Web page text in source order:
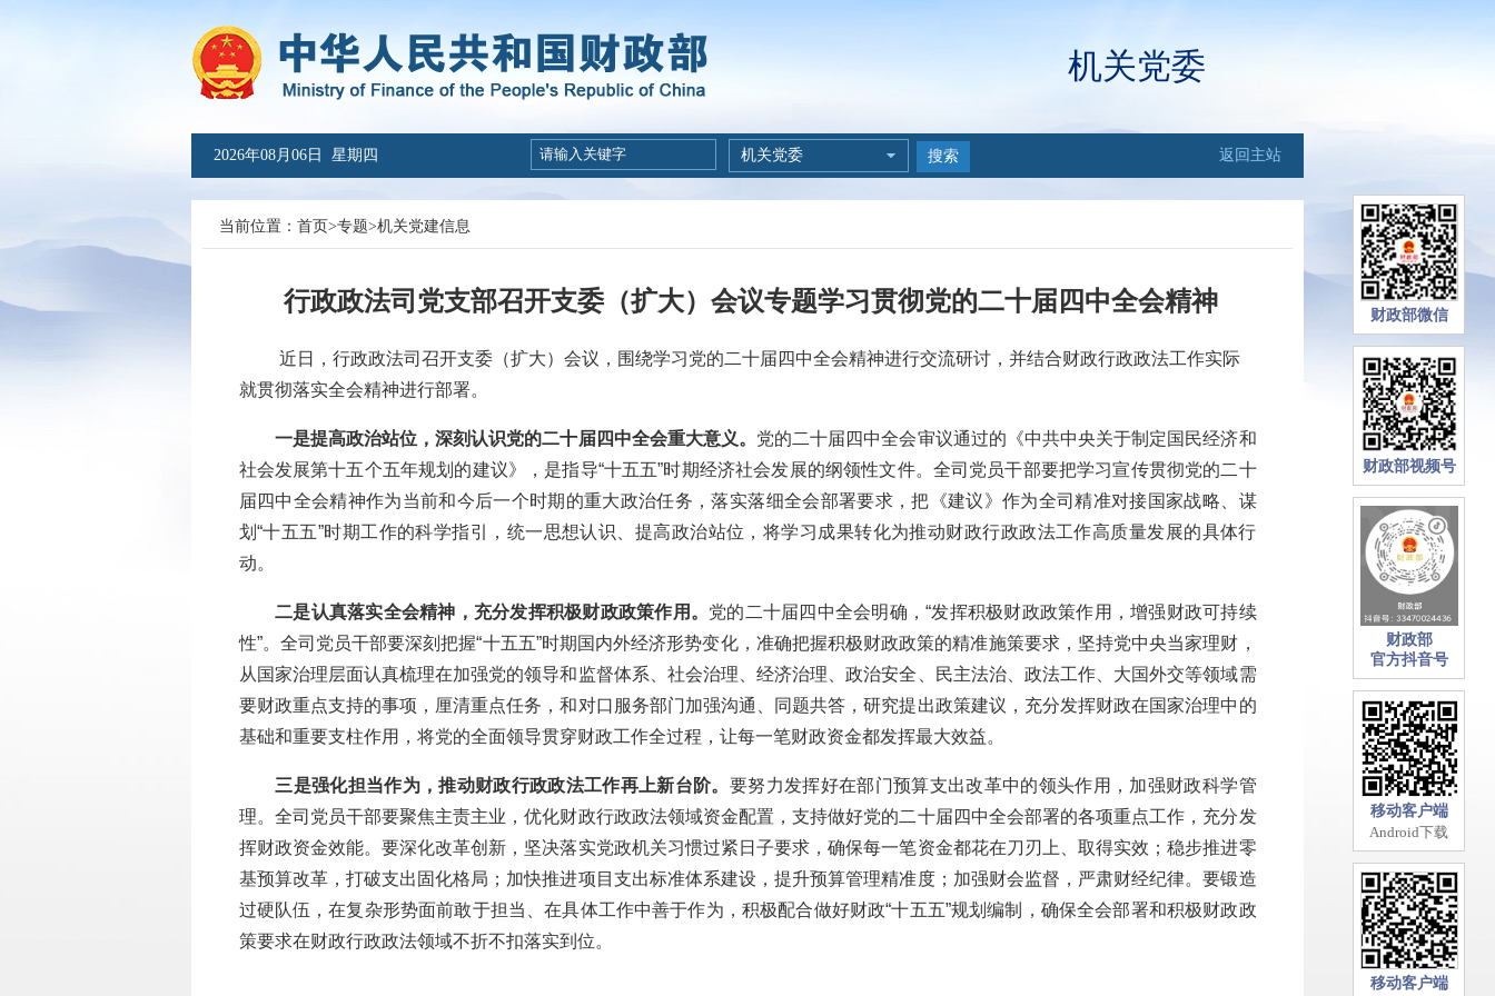
财政部微信
财政部视频号
财政部
官方抖音号
移动客户端
Android下载
移动客户端
机关党委
2026年08月06日 星期四 机关党委 搜索 返回主站
当前位置： 首页>专题>机关党建信息
行政政法司党支部召开支委（扩大）会议专题学习贯彻党的二十届四中全会精神
近日，行政政法司召开支委（扩大）会议，围绕学习党的二十届四中全会精神进行交流研讨，并结合财政行政政法工作实际
就贯彻落实全会精神进行部署。
一是提高政治站位，深刻认识党的二十届四中全会重大意义。 党的二十届四中全会审议通过的《中共中央关于制定国民经济和
社会发展第十五个五年规划的建议》，是指导“十五五”时期经济社会发展的纲领性文件。全司党员干部要把学习宣传贯彻党的二十
届四中全会精神作为当前和今后一个时期的重大政治任务，落实落细全会部署要求，把《建议》作为全司精准对接国家战略、谋
划“十五五”时期工作的科学指引，统一思想认识、提高政治站位，将学习成果转化为推动财政行政政法工作高质量发展的具体行
动。
二是认真落实全会精神，充分发挥积极财政政策作用。 党的二十届四中全会明确，“发挥积极财政政策作用，增强财政可持续
性”。全司党员干部要深刻把握“十五五”时期国内外经济形势变化，准确把握积极财政政策的精准施策要求，坚持党中央当家理财，
从国家治理层面认真梳理在加强党的领导和监督体系、社会治理、经济治理、政治安全、民主法治、政法工作、大国外交等领域需
要财政重点支持的事项，厘清重点任务，和对口服务部门加强沟通、同题共答，研究提出政策建议，充分发挥财政在国家治理中的
基础和重要支柱作用，将党的全面领导贯穿财政工作全过程，让每一笔财政资金都发挥最大效益。
三是强化担当作为，推动财政行政政法工作再上新台阶。 要努力发挥好在部门预算支出改革中的领头作用，加强财政科学管
理。全司党员干部要聚焦主责主业，优化财政行政政法领域资金配置，支持做好党的二十届四中全会部署的各项重点工作，充分发
挥财政资金效能。要深化改革创新，坚决落实党政机关习惯过紧日子要求，确保每一笔资金都花在刀刃上、取得实效；稳步推进零
基预算改革，打破支出固化格局；加快推进项目支出标准体系建设，提升预算管理精准度；加强财会监督，严肃财经纪律。要锻造
过硬队伍，在复杂形势面前敢于担当、在具体工作中善于作为，积极配合做好财政“十五五”规划编制，确保全会部署和积极财政政
策要求在财政行政政法领域不折不扣落实到位。